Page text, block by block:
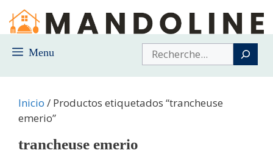
Saltar
contenido
Menu Buscar
Inicio / Productos etiquetados “trancheuse
emerio”
trancheuse emerio